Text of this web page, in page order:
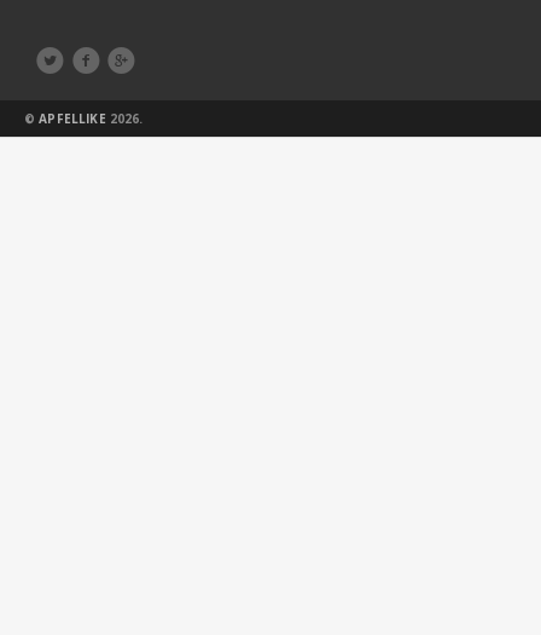
  
©APFELLIKE 2026.